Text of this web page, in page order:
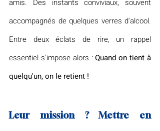
amis. Des instants conviviaux, souvent
accompagnés de quelques verres d'alcool.
Entre deux éclats de rire, un rappel
essentiel s'impose alors : Quand on tient à
quelqu'un, on le retient !
Leur mission ? Mettre en